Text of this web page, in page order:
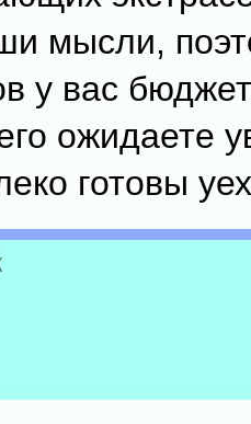
мысли,
у вас
ожидаете
готовы